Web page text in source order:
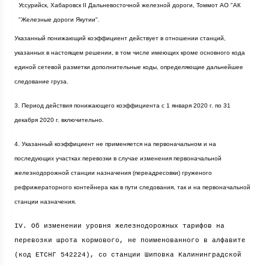
Уссурийск, Хабаровск II Дальневосточной железной дороги, Томмот АО "АК
"Железные дороги Якутии".
Указанный понижающий коэффициент действует в отношении станций,
указанных в настоящем решении, в том числе имеющих кроме основного кода
единой сетевой разметки дополнительные коды, определяющие дальнейшее
следование груза.
3. Период действия понижающего коэффициента с 1 января 2020 г. по 31
декабря 2020 г. включительно.
4. Указанный коэффициент не применяется на первоначальном и на
последующих участках перевозки в случае изменения первоначальной
железнодорожной станции назначения (переадресовки) груженого
рефрижераторного контейнера как в пути следования, так и на первоначальной
станции назначения.
IV. Об изменении уровня железнодорожных тарифов на
перевозки шрота кормового, не поименованного в алфавите
(код ЕТСНГ 542224), со станции Шиповка Калининградской